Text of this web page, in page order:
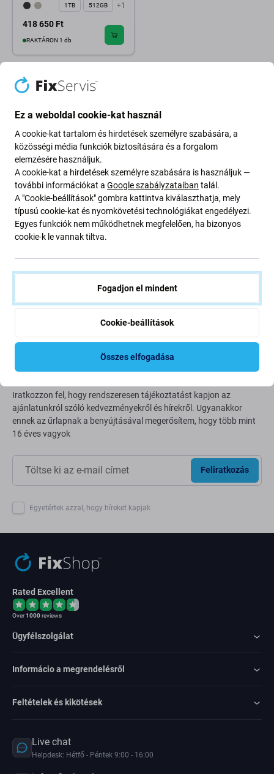
1TB 512GB +1
418 650 Ft
RAKTÁRON 1 db
Going Green
csökkentése érdekében.
Newsletter Fix
Iratkozzon fel, hogy rendszeresen tájékoztatást kapjon az
ajánlatunkról szóló kedvezményekről és hírekről. Ugyanakkor
ennek az űrlapnak a benyújtásával megerősítem, hogy több mint
16 éves vagyok
Feliratkozás
Egyetértek azzal, hogy híreket kapjak
Rated Excellent
Over1000reviews
Ügyfélszolgálat
Informácio a megrendelésről
Feltételek és kikötések
Live chat
Helpdesk: Hétfő - Péntek 9:00 - 16:00
Ez a weboldal cookie-kat használ
A cookie-kat tartalom és hirdetések személyre szabására, a
közösségi média funkciók biztosítására és a forgalom
elemzésére használjuk.
A cookie-kat a hirdetések személyre szabására is használjuk —
további információkat a Google szabályzataiban talál.
A "Cookie-beállítások" gombra kattintva kiválaszthatja, mely
típusú cookie-kat és nyomkövetési technológiákat engedélyezi.
Egyes funkciók nem működhetnek megfelelően, ha bizonyos
cookie-k le vannak tiltva.
Fogadjon el mindent
Cookie-beállítások
Összes elfogadása